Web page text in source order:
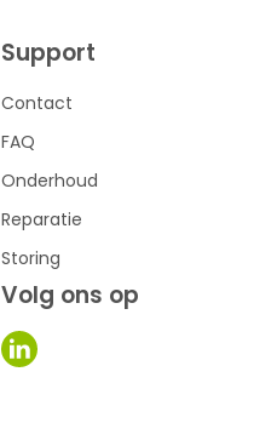
Support
Contact
FAQ
Onderhoud
Reparatie
Storing
Volg ons op